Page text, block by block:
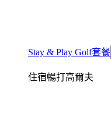
Stay & Play Golf套餐
住宿暢打高爾夫